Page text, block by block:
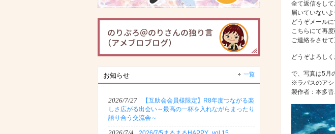
全て返信をして
届いていない
どうぞメール
こちらにて再
ご連絡をさせて
どうぞよろしく
で、写真は5月
※ラパスのアシ
製作者：本多
お知らせ 一覧
2026/7/27
【互助会会員様限定】R8年度つながる楽
しさ広がる出会い～最高の一杯を入れながらまったり
語り合う交流会～